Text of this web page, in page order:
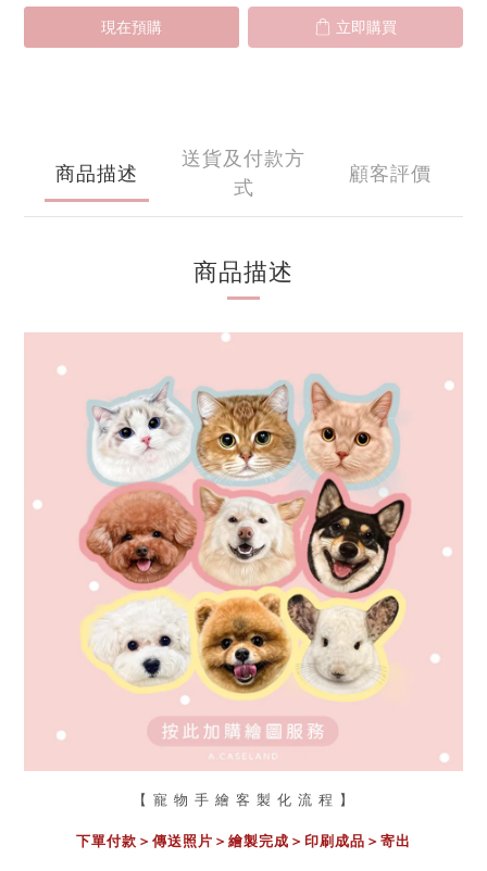
現在預購 立即購買
商品描述
送貨及付款方
式
顧客評價
商品描述
【 寵 物 手 繪 客 製 化 流 程 】
下單付款＞傳送照片 ＞ 繪製完成 ＞ 印刷成品 ＞ 寄出